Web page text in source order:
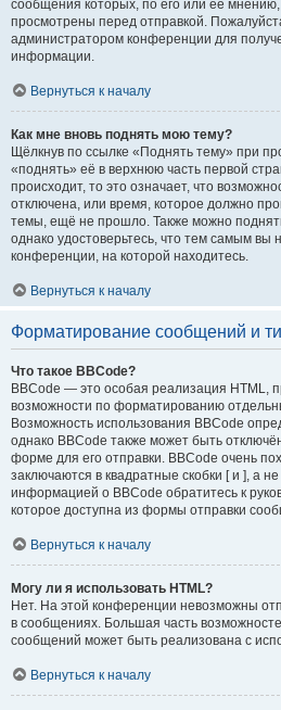
сообщения которых, по его или её
просмотрены перед отправкой.
администратором конференции для
информации.
Вернуться к началу
Как мне вновь поднять мою тему?
Щёлкнув по ссылке «Поднять тему» при
«поднять» её в верхнюю часть первой
происходит, то это означает, что
отключена, или время, которое должно
темы, ещё не прошло. Также можно
однако удостоверьтесь, что тем самым вы
конференции, на которой находитесь.
Вернуться к началу
Форматирование сообщений и
Что такое BBCode?
BBCode — это особая реализация HTML,
возможности по форматированию
Возможность использования BBCode
однако BBCode также может быть
форме для его отправки. BBCode очень
заключаются в квадратные скобки [ и ], а
информацией о BBCode обратитесь к
которое доступна из формы отправки
Вернуться к началу
Могу ли я использовать HTML?
Нет. На этой конференции невозможны
в сообщениях. Большая часть
сообщений может быть реализована с
Вернуться к началу